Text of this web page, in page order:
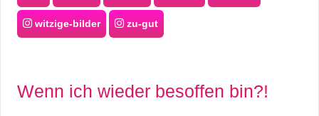
witzige-bilder zu-gut
Wenn ich wieder besoffen bin?!